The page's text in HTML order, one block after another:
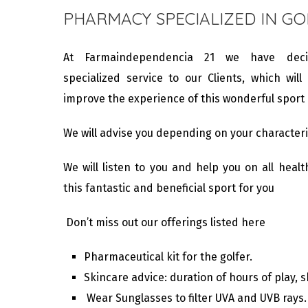
PHARMACY SPECIALIZED IN
At Farmaindependencia 21 we have
specialized service to our Clients, which
improve the experience of this wonderful sport
We will advise you depending on your
We will listen to you and help you on all
this fantastic and beneficial sport for you
Don’t miss out our offerings listed here
Pharmaceutical kit for the golfer.
Skincare advice: duration of hours of play,
Wear Sunglasses to filter UVA and UVB rays.